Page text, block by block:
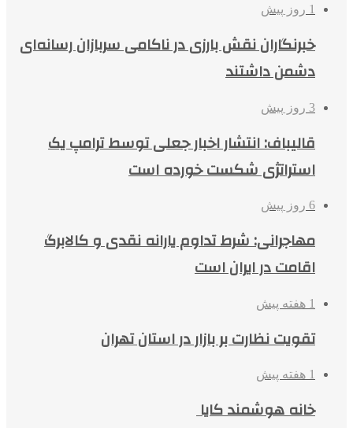
1 روز پیش
خبرنگاران نقش بارزی در ناکامی سربازان رسانه‌ای
دشمن داشتند
3 روز پیش
قالیباف: انتشار اخبار جعلی توسط ترامپ یک
استراتژی شکست خورده است
6 روز پیش
مهاجرانی: شرط تداوم یارانه نقدی و کالابرگ
اقامت در ایران است
1 هفته پیش
تقویت نظارت بر بازار در استان تهران
1 هفته پیش
خانه هوشمند کایا